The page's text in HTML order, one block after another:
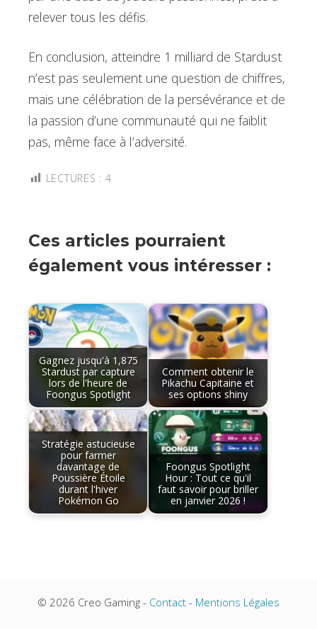
relever tous les défis.
En conclusion, atteindre 1 milliard de Stardust
n’est pas seulement une question de chiffres,
mais une célébration de la persévérance et de
la passion d’une communauté qui ne faiblit
pas, même face à l’adversité.
LECTURES : 4
Ces articles pourraient
également vous intéresser :
Gagnez jusqu'à 1,875
Stardust par capture
lors de l'heure de
Foongus Spotlight
Comment obtenir le
Pikachu Capitaine et
ses options shiny
Stratégie astucieuse
pour farmer
davantage de
Poussière Étoile
durant l'hiver
Pokémon Go
Foongus Spotlight
Hour : Tout ce qu'il
faut savoir pour briller
en janvier 2026 !
© 2026 Creo Gaming - Contact - Mentions Légales